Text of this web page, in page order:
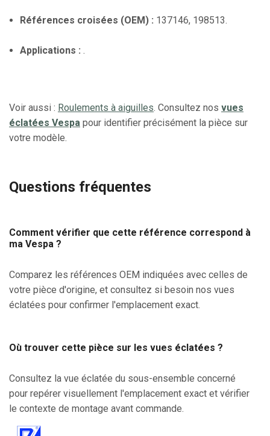
Références croisées (OEM) : 137146, 198513.
Applications : .
Voir aussi : Roulements à aiguilles. Consultez nos vues
éclatées Vespa pour identifier précisément la pièce sur
votre modèle.
Questions fréquentes
Comment vérifier que cette référence correspond à
ma Vespa ?
Comparez les références OEM indiquées avec celles de
votre pièce d'origine, et consultez si besoin nos vues
éclatées pour confirmer l'emplacement exact.
Où trouver cette pièce sur les vues éclatées ?
Consultez la vue éclatée du sous-ensemble concerné
pour repérer visuellement l'emplacement exact et vérifier
le contexte de montage avant commande.